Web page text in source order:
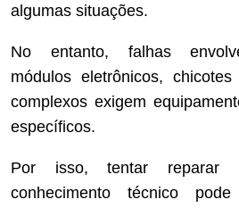
algumas situações.
No entanto, falhas
módulos eletrônicos,
complexos exigem
específicos.
Por isso, tentar reparar
conhecimento técnico